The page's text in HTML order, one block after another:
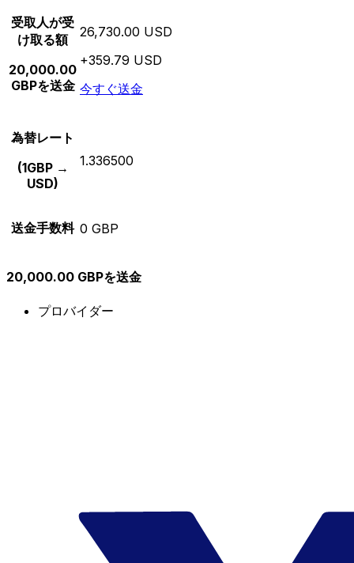
受取人が受
け取る額
20,000.00
GBPを送金
26,730.00 USD
+359.79 USD
今すぐ送金
為替レート
(1GBP →
USD)
1.336500
送金手数料 0 GBP
20,000.00 GBPを送金
プロバイダー